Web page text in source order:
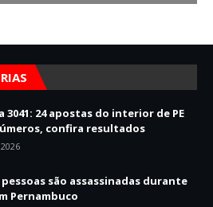
3041: 24 apostas do interior de PE
confira resultados
pessoas são assassinadas durante
Pernambuco